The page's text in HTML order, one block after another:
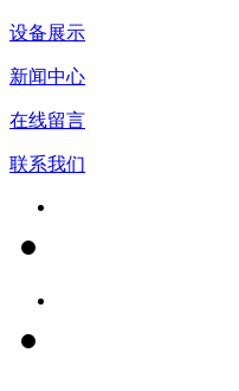
设备展示
新闻中心
在线留言
联系我们